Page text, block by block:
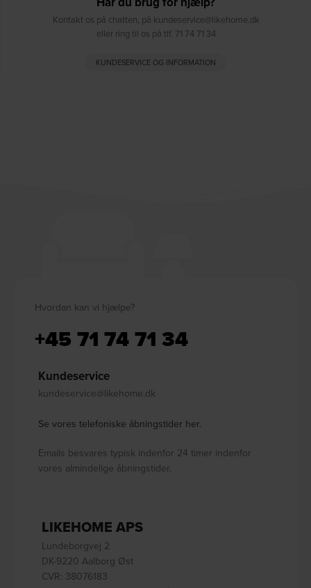
Kontakt os på chatten, på kundeservice@likehome.dk
eller ring til os på tlf. 71 74 71 34
KUNDESERVICE OG INFORMATION
Hvordan kan vi hjælpe?
+45 71 74 71 34
Kundeservice
kundeservice@likehome.dk
Se vores telefoniske åbningstider her.
Emails besvares typisk indenfor 24 timer indenfor
vores almindelige åbningstider.
LIKEHOME APS
Lundeborgvej 2
DK-9220 Aalborg Øst
CVR: 38076183